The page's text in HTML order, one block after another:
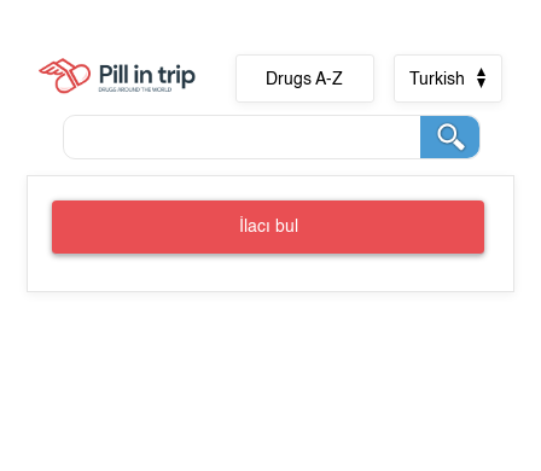
Drugs A-Z Turkish
İlacı bul